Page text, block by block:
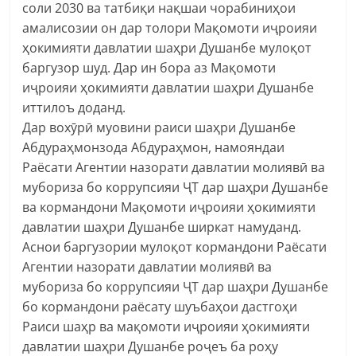
соли 2030 ва татбиқи нақшаи чорабиниҳои
амалисозии он дар толори Мақомоти иҷроияи
ҳокимияти давлатии шаҳри Душанбе мулоқот
баргузор шуд. Дар ин бора аз Мақомоти
иҷроияи ҳокимияти давлатии шаҳри Душанбе
иттилоъ доданд.
Дар вохӯрӣ муовини раиси шаҳри Душанбе
Абдураҳмонзода Абдураҳмон, намояндаи
Раёсати Агентии назорати давлатии молиявӣ ва
мубориза бо коррупсияи ҶТ дар шаҳри Душанбе
ва кормандони Мақомоти иҷроияи ҳокимияти
давлатии шаҳри Душанбе ширкат намуданд.
Аснои баргузории мулоқот кормандони Раёсати
Агентии назорати давлатии молиявӣ ва
мубориза бо коррупсияи ҶТ дар шаҳри Душанбе
бо кормандони раёсату шуъбаҳои дастгоҳи
Раиси шаҳр ва мақомоти иҷроияи ҳокимияти
давлатии шаҳри Душанбе роҷеъ ба роҳу